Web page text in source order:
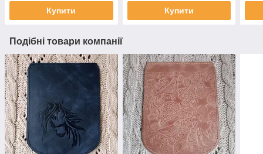
Купити Купити
Подібні товари компанії